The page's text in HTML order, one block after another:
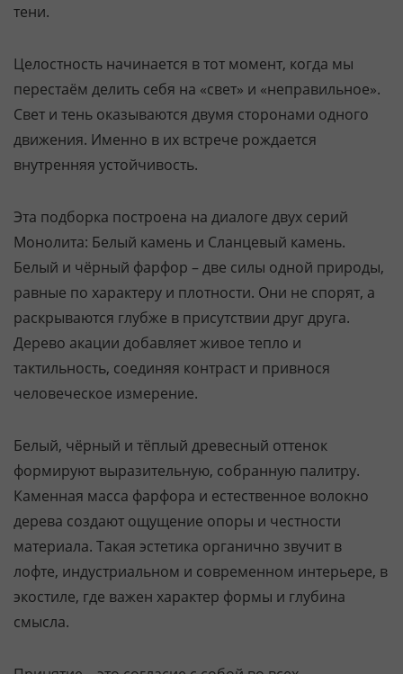
тени.
Целостность начинается в тот момент, когда мы
перестаём делить себя на «свет» и «неправильное».
Свет и тень оказываются двумя сторонами одного
движения. Именно в их встрече рождается
внутренняя устойчивость.
Эта подборка построена на диалоге двух серий
Монолита: Белый камень и Сланцевый камень.
Белый и чёрный фарфор – две силы одной природы,
равные по характеру и плотности. Они не спорят, а
раскрываются глубже в присутствии друг друга.
Дерево акации добавляет живое тепло и
тактильность, соединяя контраст и привнося
человеческое измерение.
Белый, чёрный и тёплый древесный оттенок
формируют выразительную, собранную палитру.
Каменная масса фарфора и естественное волокно
дерева создают ощущение опоры и честности
материала. Такая эстетика органично звучит в
лофте, индустриальном и современном интерьере, в
экостиле, где важен характер формы и глубина
смысла.